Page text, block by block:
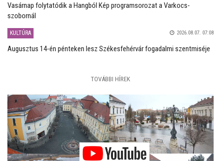
Vasárnap folytatódik a Hangból Kép programsorozat a Varkocs-
szobornál
KULTÚRA 2026.08.07. 07:08
Augusztus 14-én pénteken lesz Székesfehérvár fogadalmi szentmiséje
TOVÁBBI HÍREK